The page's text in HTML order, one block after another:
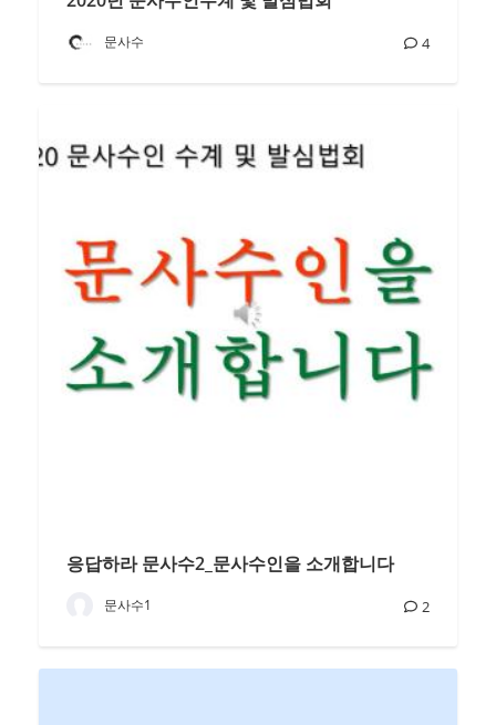
문사수 4
응답하라 문사수2_문사수인을 소개합니다
문사수1 2